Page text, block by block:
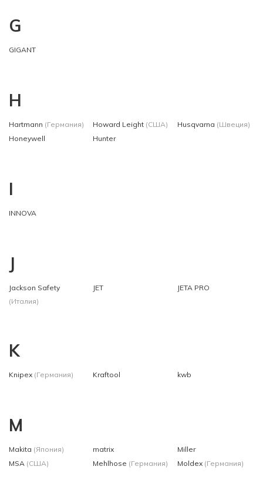
G
GIGANT
H
Hartmann (Германия)
Honeywell
Howard Leight (США)
Hunter
Husqvarna (Швеция)
I
INNOVA
J
Jackson Safety
(Италия)
JET JETA PRO
K
Knipex (Германия) Kraftool kwb
M
Makita (Япония)
MSA (США)
matrix
Mehlhose (Германия)
Miller
Moldex (Германия)